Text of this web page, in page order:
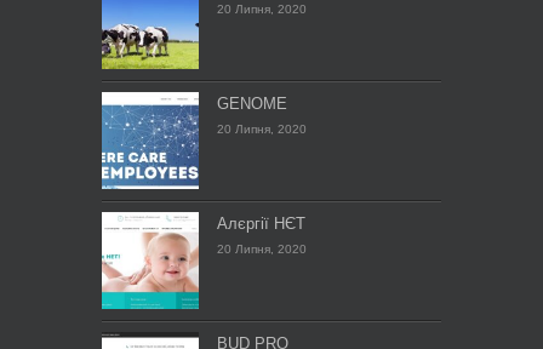
20 Липня, 2020
GENOME
20 Липня, 2020
Алєргії НЄТ
20 Липня, 2020
BUD PRO